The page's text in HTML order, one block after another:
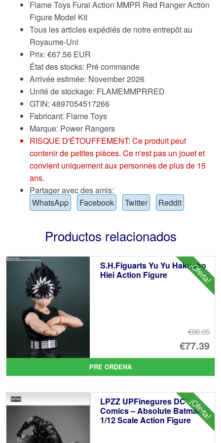
Flame Toys Furai Action MMPR Red Ranger Action
Figure Model Kit
Tous les articles expédiés de notre entrepôt au
Royaume-Uni
Prix: €67.56 EUR
État des stocks: Pré commande
Arrivée estimée: November 2026
Unité de stockage: FLAMEMMPRRED
GTIN: 4897054517266
Fabricant: Flame Toys
Marque: Power Rangers
RISQUE D'ÉTOUFFEMENT: Ce produit peut
contenir de petites pièces. Ce n'est pas un jouet et
convient uniquement aux personnes de plus de 15
ans.
Partager avec des amis:
WhatsApp
Facebook Twitter Reddit
Productos relacionados
¡Oferta!
S.H.Figuarts Yu Yu Hakusho
Hiei Action Figure
€86.05
El
€77.39
El
PRE ORDENA
¡Oferta!
LPZZ UPFinegures DC
Comics – Absolute Batman
1/12 Scale Action Figure